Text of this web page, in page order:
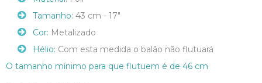
Tamanho: 43 cm - 17"
Cor: Metalizado
Hélio: Com esta medida o balão não flutuará
O tamanho mínimo para que flutuem é de 46 cm